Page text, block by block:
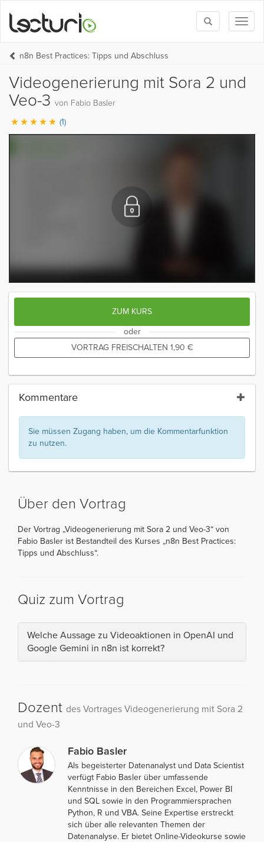
Toggle
search
n8n Best Practices: Tipps und Abschluss
Videogenerierung mit Sora 2 und
Veo-3 von Fabio Basler
(1)
ZUM KURS
oder
VORTRAG FREISCHALTEN 1,90 €
Kommentare
Sie müssen Zugang haben, um die Kommentarfunktion
zu nutzen.
Über den Vortrag
Der Vortrag „Videogenerierung mit Sora 2 und Veo-3“ von
Fabio Basler ist Bestandteil des Kurses „n8n Best Practices:
Tipps und Abschluss“.
Quiz zum Vortrag
Welche Aussage zu Videoaktionen in OpenAI und
Google Gemini in n8n ist korrekt?
Dozent des Vortrages Videogenerierung mit Sora 2
und Veo-3
Fabio Basler
Als begeisterter Datenanalyst und Data Scientist
verfügt Fabio Basler über umfassende
Kenntnisse in den Bereichen Excel, Power BI
und SQL sowie in den Programmiersprachen
Python, R und VBA. Seine Expertise erstreckt
sich über alle relevanten Themen der
Datenanalyse. Er bietet Online-Videokurse sowie